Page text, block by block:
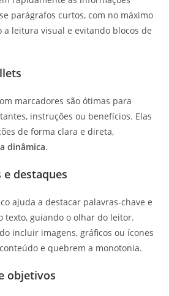
parágrafos curtos, com no máximo
leitura visual e evitando blocos de
marcadores são ótimas para
instruções ou benefícios. Elas
de forma clara e direta,
dinâmica.
destaques
ajuda a destacar palavras-chave e
texto, guiando o olhar do leitor.
incluir imagens, gráficos ou ícones
e quebrem a monotonia.
objetivos